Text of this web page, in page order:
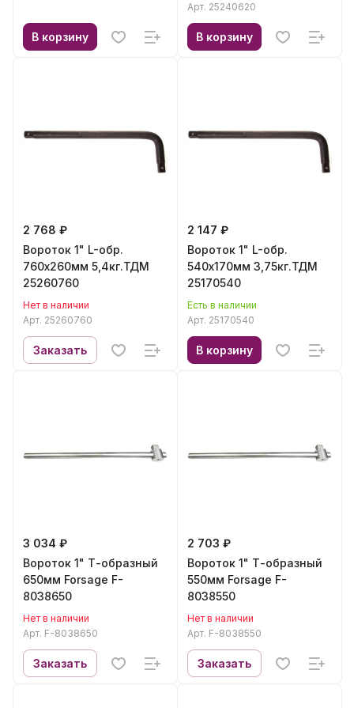
В корзину
Арт. 25240620
В корзину
2 768 ₽
Вороток 1" L-обр.
760х260мм 5,4кг.ТДМ
25260760
Нет в наличии
Арт. 25260760
Заказать
2 147 ₽
Вороток 1" L-обр.
540х170мм 3,75кг.ТДМ
25170540
Есть в наличии
Арт. 25170540
В корзину
3 034 ₽
Вороток 1" Т-образный
650мм Forsage F-
8038650
Нет в наличии
Арт. F-8038650
Заказать
2 703 ₽
Вороток 1" Т-образный
550мм Forsage F-
8038550
Нет в наличии
Арт. F-8038550
Заказать